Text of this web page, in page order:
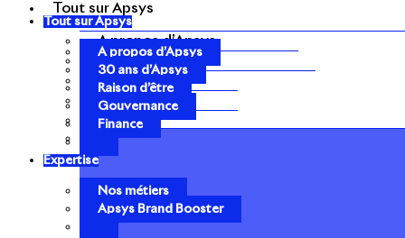
Tout sur Apsys
A propos d’Apsys
30 ans d’Apsys
Raison d’être
Gouvernance
Finance
Tout sur Apsys
A propos d’Apsys
30 ans d’Apsys
Raison d’être
Gouvernance
Finance
Expertise
Nos métiers
Apsys Brand Booster